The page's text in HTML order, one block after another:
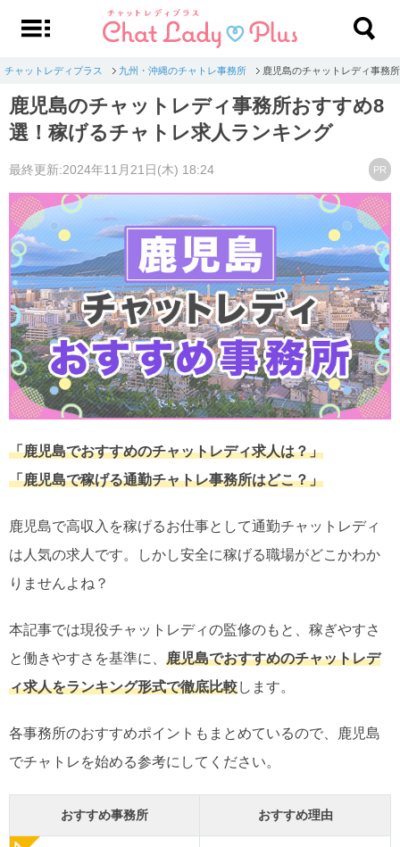
チャットレディプラス 九州・沖縄のチャトレ事務所 鹿児島のチャットレディ事務
鹿児島のチャットレディ事務所おすすめ8
選！稼げるチャトレ求人ランキング
最終更新:2024年11月21日(木) 18:24 PR
「鹿児島でおすすめのチャットレディ求人は？」
「鹿児島で稼げる通勤チャトレ事務所はどこ？」
鹿児島で高収入を稼げるお仕事として通勤チャットレディ
は人気の求人です。しかし安全に稼げる職場がどこかわか
りませんよね？
本記事では現役チャットレディの監修のもと、稼ぎやすさ
と働きやすさを基準に、 鹿児島でおすすめのチャットレデ
ィ求人をランキング形式で徹底比較します。
各事務所のおすすめポイントもまとめているので、鹿児島
でチャトレを始める参考にしてください。
おすすめ事務所 おすすめ理由